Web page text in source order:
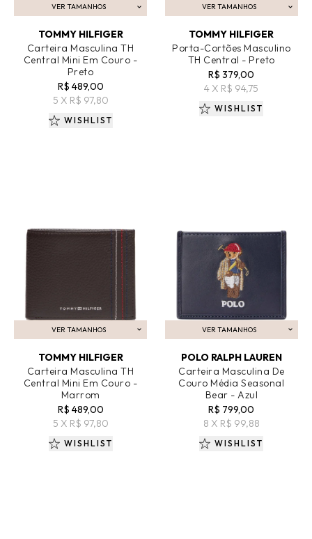
VER TAMANHOS
ADICIONAR AO CARRINHO
TOMMY HILFIGER
Carteira Masculina TH
Central Mini Em Couro -
Preto
R$ 489,00
5 X R$ 97,80
WISHLIST
VER TAMANHOS
ADICIONAR AO CARRINHO
TOMMY HILFIGER
Porta-Cortões Masculino
TH Central - Preto
R$ 379,00
4 X R$ 94,75
WISHLIST
VER TAMANHOS
ADICIONAR AO CARRINHO
TOMMY HILFIGER
Carteira Masculina TH
Central Mini Em Couro -
Marrom
R$ 489,00
5 X R$ 97,80
WISHLIST
VER TAMANHOS
ADICIONAR AO CARRINHO
POLO RALPH LAUREN
Carteira Masculina De
Couro Média Seasonal
Bear - Azul
R$ 799,00
8 X R$ 99,88
WISHLIST